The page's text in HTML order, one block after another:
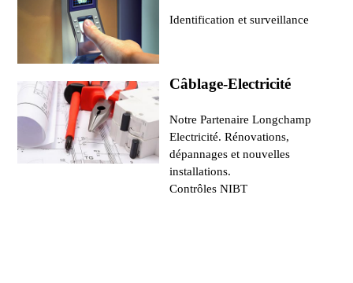
Identification et surveillance
Câblage-Electricité
Notre Partenaire Longchamp
Electricité. Rénovations,
dépannages et nouvelles
installations.
Contrôles NIBT